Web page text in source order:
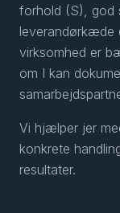
forhold (S), god
leverandørkæde
virksomhed er
om I kan
Vi hjælper jer
konkrete
resultater.